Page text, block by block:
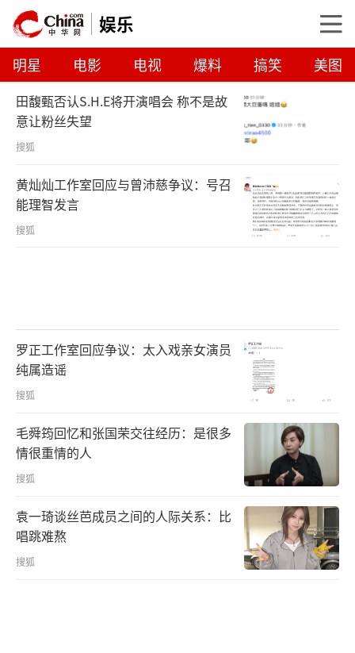
娱乐
明星 电影 电视 爆料 搞笑 美图
田馥甄否认S.H.E将开演唱会 称不是故
意让粉丝失望
搜狐
黄灿灿工作室回应与曾沛慈争议：号召
能理智发言
搜狐
罗正工作室回应争议：太入戏亲女演员
纯属造谣
搜狐
毛舜筠回忆和张国荣交往经历：是很多
情很重情的人
搜狐
袁一琦谈丝芭成员之间的人际关系：比
唱跳难熬
搜狐